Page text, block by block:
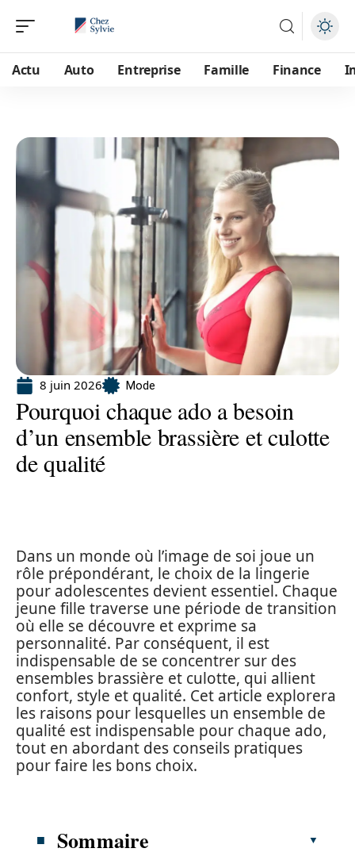
Actu Auto Entreprise Famille Finance
8 juin 2026 Mode
Pourquoi chaque ado a besoin
d’un ensemble brassière et culotte
de qualité
Dans un monde où l’image de soi joue un
rôle prépondérant, le choix de la lingerie
pour adolescentes devient essentiel. Chaque
jeune fille traverse une période de transition
où elle se découvre et exprime sa
personnalité. Par conséquent, il est
indispensable de se concentrer sur des
ensembles brassière et culotte, qui allient
confort, style et qualité. Cet article explorera
les raisons pour lesquelles un ensemble de
qualité est indispensable pour chaque ado,
tout en abordant des conseils pratiques
pour faire les bons choix.
Sommaire